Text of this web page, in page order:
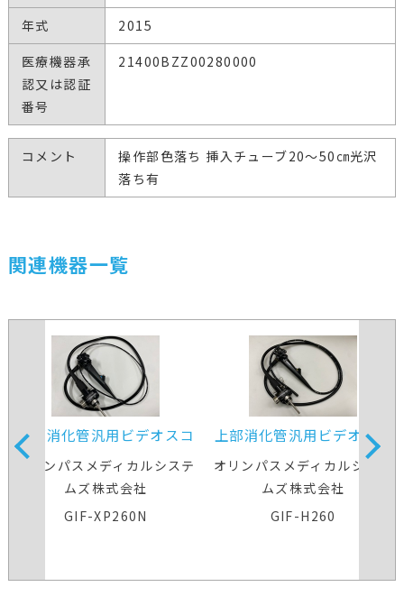
年式
2015
医療機器承
認又は認証
番号
21400BZZ00280000
コメント
操作部色落ち 挿入チューブ20～50㎝光沢
落ち有
関連機器一覧
上部消化管汎用ビデオスコ
ープ(径鼻対応)
オリンパスメディカルシステ
ムズ株式会社
GIF-XP260N
上部消化管汎用ビデオスコ
ープ
オリンパスメディカルシステ
ムズ株式会社
GIF-H260